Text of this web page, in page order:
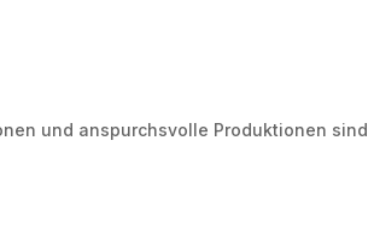
und anspurchsvolle Produktionen sind